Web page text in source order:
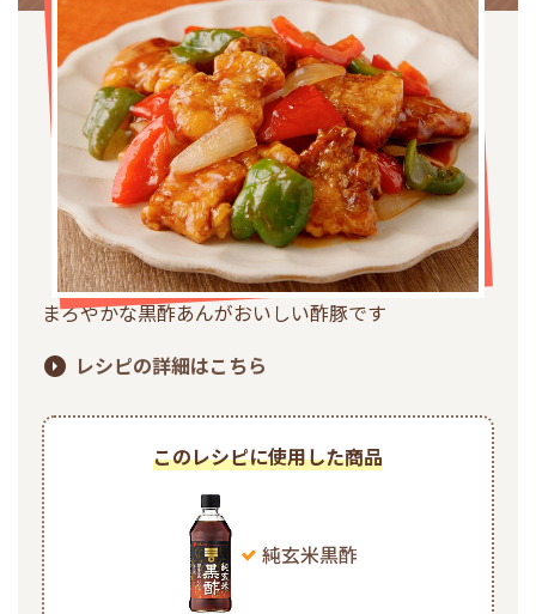
まろやかな黒酢あんがおいしい酢豚です
レシピの詳細はこちら
このレシピに使用した商品
純玄米黒酢